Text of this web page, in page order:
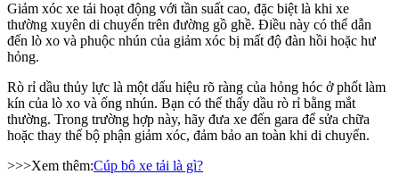
Giảm xóc xe tải hoạt động với tần suất cao, đặc biệt là khi xe
thường xuyên di chuyển trên đường gồ ghề. Điều này có thể dẫn
đến lò xo và phuộc nhún của giảm xóc bị mất độ đàn hồi hoặc hư
hỏng.
Rò rỉ dầu thủy lực là một dấu hiệu rõ ràng của hỏng hóc ở phốt làm
kín của lò xo và ống nhún. Bạn có thể thấy dầu rò rỉ bằng mắt
thường. Trong trường hợp này, hãy đưa xe đến gara để sửa chữa
hoặc thay thế bộ phận giảm xóc, đảm bảo an toàn khi di chuyển.
>>>Xem thêm:Cúp bô xe tải là gì?